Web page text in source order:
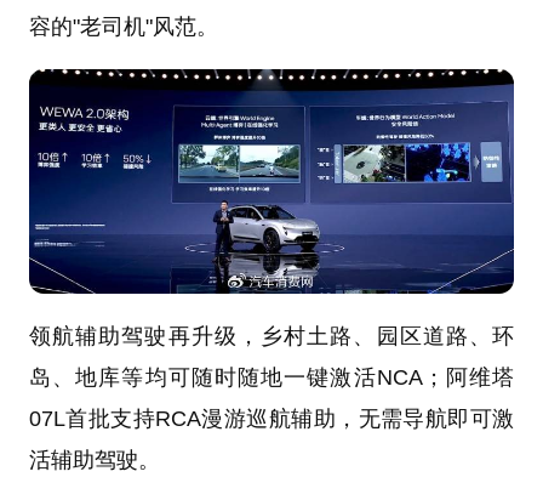
容的"老司机"风范。
领航辅助驾驶再升级，乡村土路、园区道路、环
岛、地库等均可随时随地一键激活NCA；阿维塔
07L首批支持RCA漫游巡航辅助，无需导航即可激
活辅助驾驶。